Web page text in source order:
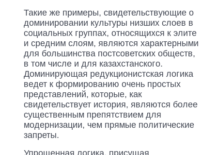
Такие же примеры, свидетельствующие о
доминировании культуры низших слоев в
социальных группах, относящихся к элите
и средним слоям, являются характерными
для большинства постсоветских обществ,
в том числе и для казахстанского.
Доминирующая редукционистская логика
ведет к формированию очень простых
представлений, которые, как
свидетельствует история, являются более
существенным препятствием для
модернизации, чем прямые политические
запреты.
Упрощенная логика, присущая